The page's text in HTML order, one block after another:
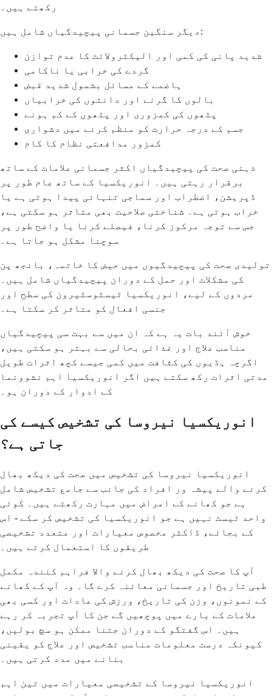
رکھتے ہیں۔
دیگر سنگین جسمانی پیچیدگیاں شامل ہیں:
شدید پانی کی کمی اور الیکٹرولائٹ کا عدم توازن
گردے کی خرابی یا ناکامی
ہاضمے کے مسائل بشمول شدید قبض
بالوں کا گرنے اور دانتوں کی خرابیاں
پٹھوں کی کمزوری اور پٹھوں کے کم ہونے
جسم کے درجہ حرارت کو منظم کرنے میں دشواری
کمزور مدافعتی نظام کا کام
ذہنی صحت کی پیچیدگیاں اکثر جسمانی علامات کے ساتھ
برقرار رہتی ہیں۔ انوریکسیا کے ساتھ عام طور پر
ڈپریشن، اضطراب اور سماجی تنہائی پیدا ہوتی ہے یا
خراب ہوتی ہے۔ شناختی صلاحیت بھی متاثر ہو سکتی ہے،
جس سے توجہ مرکوز کرنا، فیصلے کرنا یا واضح طور پر
سوچنا مشکل ہو جاتا ہے۔
تولیدی صحت کی پیچیدگیوں میں حیض کا خاتمہ، بانجھ پن
کی مشکلات اور حمل کے دوران پیچیدگیاں شامل ہیں۔
مردوں کے لیے، انوریکسیا ٹیسٹوسٹیرون کی سطح اور
جنسی افعال کو متاثر کر سکتا ہے۔
خوش آئند بات یہ ہے کہ ان میں سے بہت سی پیچیدگیاں
مناسب علاج اور غذائی بحالی سے بہتر ہو سکتی ہیں،
اگرچہ ہڈیوں کی کثافت میں کمی جیسے کچھ اثرات طویل
مدتی اثرات رکھ سکتے ہیں اگر انوریکسیا اہم نشوونما
کے ادوار کے دوران ہو۔
انوریکسیا نیروسا کی تشخیص کیسے کی
جاتی ہے؟
انوریکسیا نیروسا کی تشخیص میں صحت کی دیکھ بھال
کرنے والے پیشہ ور افراد کی جانب سے جامع تشخیص شامل
ہے جو کھانے کے امراض میں مہارت رکھتے ہیں۔ کوئی
واحد ٹیسٹ نہیں ہے جو انوریکسیا کی تشخیص کر سکے - اس
کے بجائے، ڈاکٹر مخصوص معیارات اور متعدد تشخیصی
طریقوں کا استعمال کرتے ہیں۔
آپ کا صحت کی دیکھ بھال کرنے والا فراہم کنندہ مکمل
طبی تاریخ اور جسمانی معائنہ کرے گا۔ وہ آپ کے کھانے
کے نمونوں، وزن کی تاریخ، ورزش کی عادات اور کسی بھی
علامات کے بارے میں پوچھیں گے جن کا آپ تجربہ کر رہے
ہیں۔ اس گفتگو کے دوران جتنا ممکن ہو سچ بولیں،
کیونکہ درست معلومات مناسب تشخیص اور علاج کو یقینی
بنانے میں مدد کرتی ہیں۔
انوریکسیا نیروسا کے تشخیصی معیارات میں تین اہم